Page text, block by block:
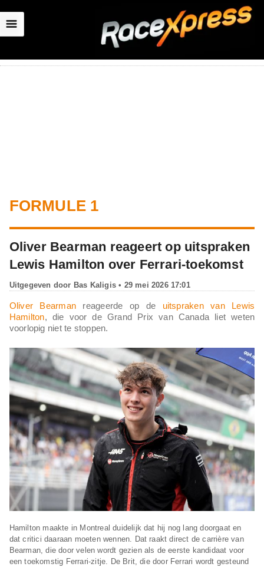
☰
FORMULE 1
Oliver Bearman reageert op uitspraken
Lewis Hamilton over Ferrari-toekomst
Uitgegeven door Bas Kaligis• 29 mei 2026 17:01
Oliver Bearman reageerde op de uitspraken van Lewis
Hamilton, die voor de Grand Prix van Canada liet weten
voorlopig niet te stoppen.
Hamilton maakte in Montreal duidelijk dat hij nog lang doorgaat en
dat critici daaraan moeten wennen. Dat raakt direct de carrière van
Bearman, die door velen wordt gezien als de eerste kandidaat voor
een toekomstig Ferrari-zitje. De Brit, die door Ferrari wordt gesteund